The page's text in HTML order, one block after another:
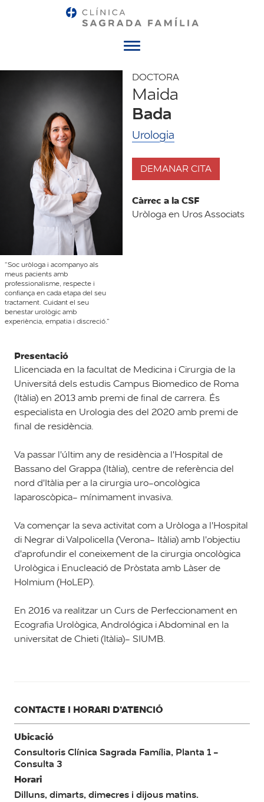
“Soc uròloga i acompanyo als
meus pacients amb
professionalisme, respecte i
confiança en cada etapa del seu
tractament. Cuidant el seu
benestar urològic amb
experiència, empatia i discreció.”
DOCTORA
Maida
Bada
Urologia
DEMANAR CITA
Càrrec a la CSF
Uròloga en Uros Associats
Presentació
Llicenciada en la facultat de Medicina i Cirurgia de la
Universitá dels estudis Campus Biomedico de Roma
(Itàlia) en 2013 amb premi de final de carrera. És
especialista en Urologia des del 2020 amb premi de
final de residència.
Va passar l'últim any de residència a l'Hospital de
Bassano del Grappa (Itàlia), centre de referència del
nord d'Itàlia per a la cirurgia uro-oncològica
laparoscòpica- mínimament invasiva.
Va començar la seva activitat com a Uròloga a l'Hospital
di Negrar di Valpolicella (Verona- Itàlia) amb l'objectiu
d'aprofundir el coneixement de la cirurgia oncològica
Urològica i Enucleació de Pròstata amb Làser de
Holmium (HoLEP).
En 2016 va realitzar un Curs de Perfeccionament en
Ecografia Urològica, Andrológica i Abdominal en la
universitat de Chieti (Itàlia)- SIUMB.
CONTACTE I HORARI D’ATENCIÓ
Ubicació
Consultoris Clínica Sagrada Família, Planta 1 -
Consulta 3
Horari
Dilluns, dimarts, dimecres i dijous matins.